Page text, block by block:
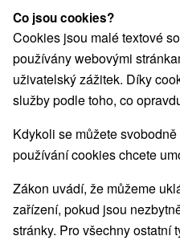
Drevenice (132) Kempy
Priváty(129) Ubytovne (21)
Vyberte lokalitu nebo
Nejprodávanější
1.
Co jsou cookies?
Cookies jsou malé textové
používány webovými
uživatelský zážitek. Díky
služby podle toho, co
Kdykoli se můžete
používání cookies chcete
Zákon uvádí, že můžeme
zařízení, pokud jsou
stránky. Pro všechny ostatní